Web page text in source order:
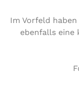
Im Vorfeld
ebenfalls eine